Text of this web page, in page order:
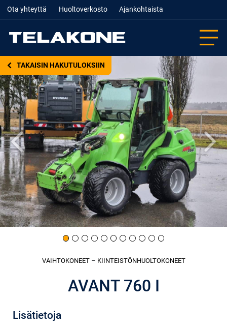
Ota yhteyttä Huoltoverkosto Ajankohtaista
TAKAISIN HAKUTULOKSIIN
Edellinen
VAIHTOKONEET– KIINTEISTÖNHUOLTO­KONEET
AVANT 760 I
Lisätietoja